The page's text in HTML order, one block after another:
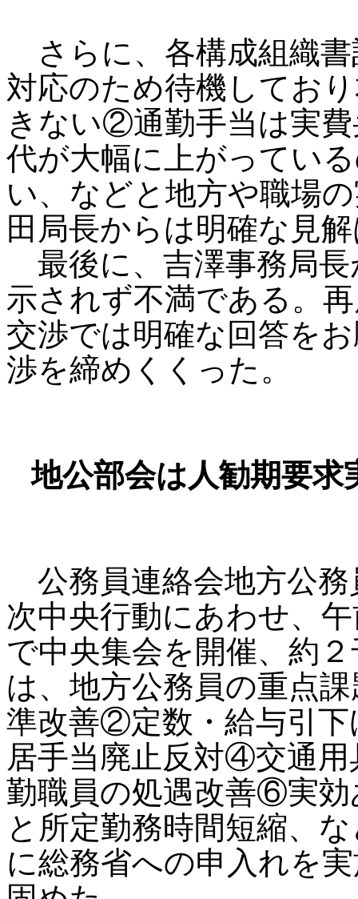
さらに、各構成組織
対応のため待機してお
きない②通勤手当は実
代が大幅に上がってい
い、などと地方や職場
田局長からは明確な見
最後に、吉澤事務局長
示されず不満である。
交渉では明確な回答を
渉を締めくくった。
地公部会は人勧期要求
公務員連絡会地方公務
次中央行動にあわせ、
で中央集会を開催、約
は、地方公務員の重点
準改善②定数・給与引
居手当廃止反対④交通
勤職員の処遇改善⑥実
と所定勤務時間短縮、
に総務省への申入れを